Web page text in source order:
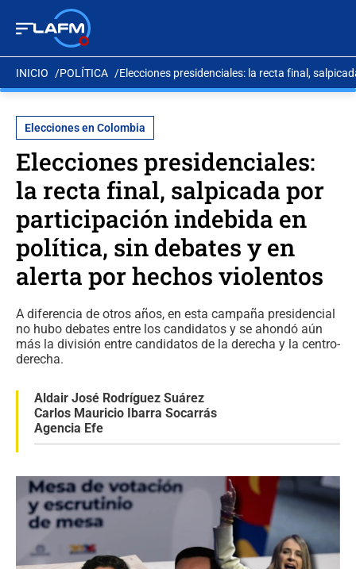
INICIO POLÍTICA Elecciones presidenciales: la recta final,
Elecciones en Colombia
Elecciones presidenciales:
la recta final, salpicada por
participación indebida en
política, sin debates y en
alerta por hechos violentos
A diferencia de otros años, en esta campaña presidencial
no hubo debates entre los candidatos y se ahondó aún
más la división entre candidatos de la derecha y la centro-
derecha.
Aldair José Rodríguez Suárez
Carlos Mauricio Ibarra Socarrás
Agencia Efe